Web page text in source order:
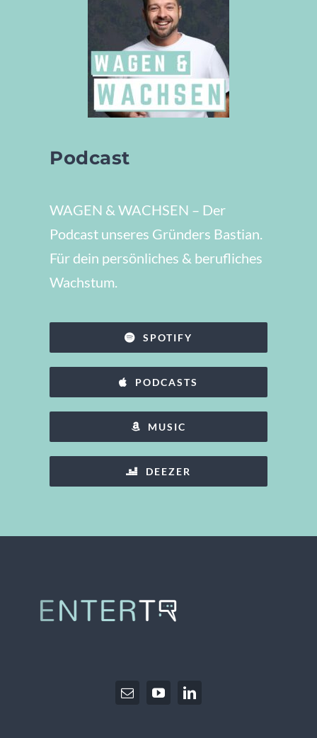
Podcast
WAGEN & WACHSEN – Der
Podcast unseres Gründers Bastian.
Für dein persönliches & berufliches
Wachstum.
SPOTIFY
PODCASTS
MUSIC
DEEZER